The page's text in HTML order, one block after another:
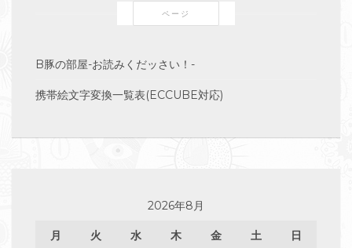
ページ
B豚の部屋-お読みくだッさい！-
携帯絵文字変換一覧表(ECCUBE対応)
2026年8月
月 火 水 木 金 土 日